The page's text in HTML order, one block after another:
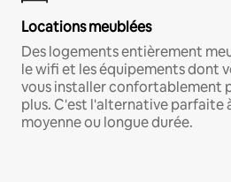
Locations meublées
Des logements entièrement
le wifi et les équipements dont
vous installer confortablement
plus. C'est l'alternative parfaite
moyenne ou longue durée.